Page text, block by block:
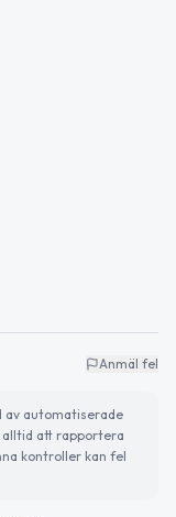
Anmäl fel
av automatiserade
alltid att rapportera
kontroller kan fel